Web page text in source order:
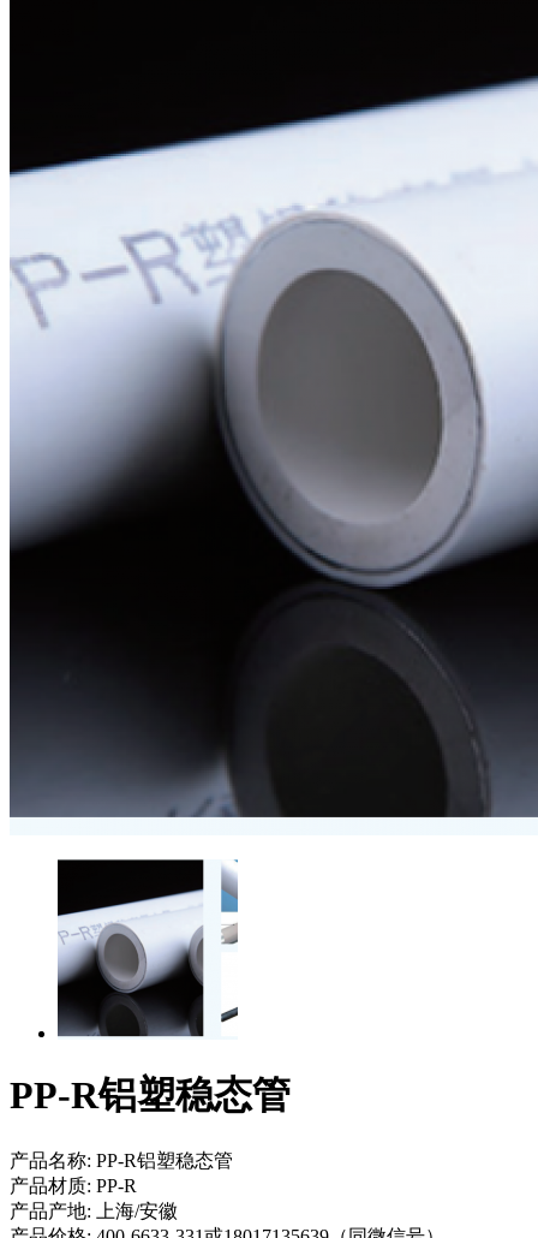
PP-R铝塑稳态管
产品名称: PP-R铝塑稳态管
产品材质: PP-R
产品产地:
上海/安徽